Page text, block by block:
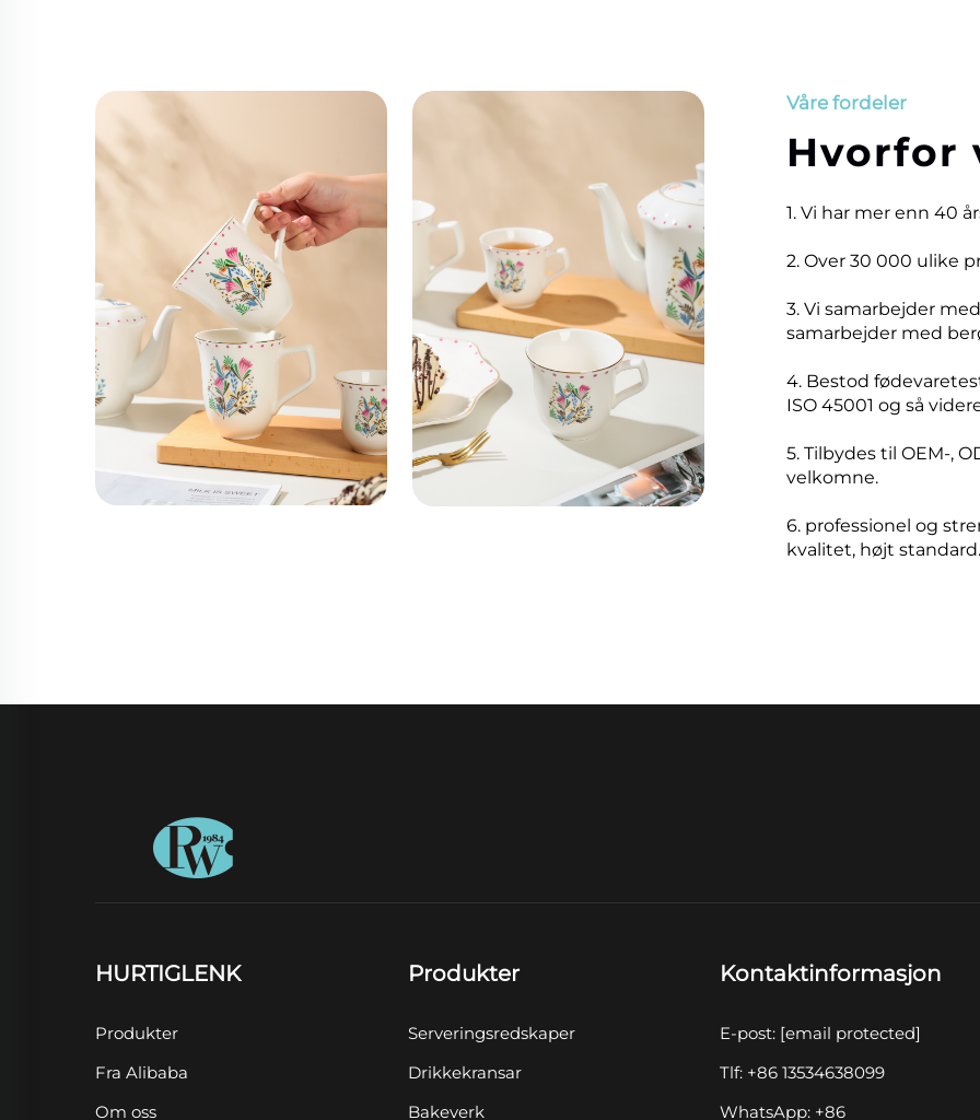
Våre fordeler
Hvorfor
1. Vi har mer enn 40
2. Over 30 000 ulike
3. Vi samarbejder
samarbejder med
4. Bestod
ISO 45001 og så
5. Tilbydes til OEM-,
velkomne.
6. professionel og
kvalitet, højt standard.
HURTIGLENK
Produkter
Fra Alibaba
Om oss
Produkter
Serveringsredskaper
Drikkekransar
Bakeverk
Kontaktinformasjon
E-post: [email protected]
Tlf: +86 13534638099
WhatsApp: +86